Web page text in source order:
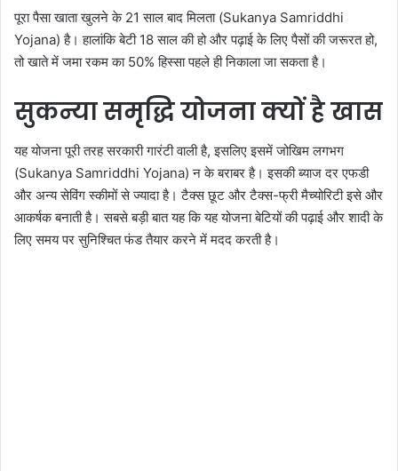
पूरा पैसा खाता खुलने के 21 साल बाद मिलता (Sukanya Samriddhi
Yojana) है। हालांकि बेटी 18 साल की हो और पढ़ाई के लिए पैसों की जरूरत हो,
तो खाते में जमा रकम का 50% हिस्सा पहले ही निकाला जा सकता है।
सुकन्या समृद्धि योजना क्यों है खास
यह योजना पूरी तरह सरकारी गारंटी वाली है, इसलिए इसमें जोखिम लगभग
(Sukanya Samriddhi Yojana) न के बराबर है। इसकी ब्याज दर एफडी
और अन्य सेविंग स्कीमों से ज्यादा है। टैक्स छूट और टैक्स-फ्री मैच्योरिटी इसे और
आकर्षक बनाती है। सबसे बड़ी बात यह कि यह योजना बेटियों की पढ़ाई और शादी के
लिए समय पर सुनिश्चित फंड तैयार करने में मदद करती है।